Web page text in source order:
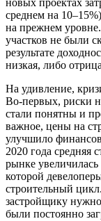
новых проектах
среднем на
на прежнем
участков не были
результате
низкая, либо
На удивление,
Во-первых, риски
стали понятны и
важное, цены на
улучшило
2020 года средняя
рынке увеличилась
которой
строительный
застройщику
были постоянно